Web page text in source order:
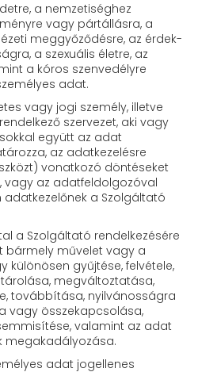
a nemzetiséghez
vagy pártállásra, a
meggyőződésre, az érdek-
a szexuális életre, az
a kóros szenvedélyre
adat.
vagy jogi személy, illetve
szervezet, aki vagy
együtt az adat
az adatkezelésre
vonatkozó döntéseket
vagy az adatfeldolgozóval
a Szolgáltató
a Szolgáltató rendelkezésére
művelet vagy a
különösen gyűjtése, felvétele,
megváltoztatása,
továbbítása, nyilvánosságra
vagy összekapcsolása,
valamint az adat
megakadályozása.
adat jogellenes